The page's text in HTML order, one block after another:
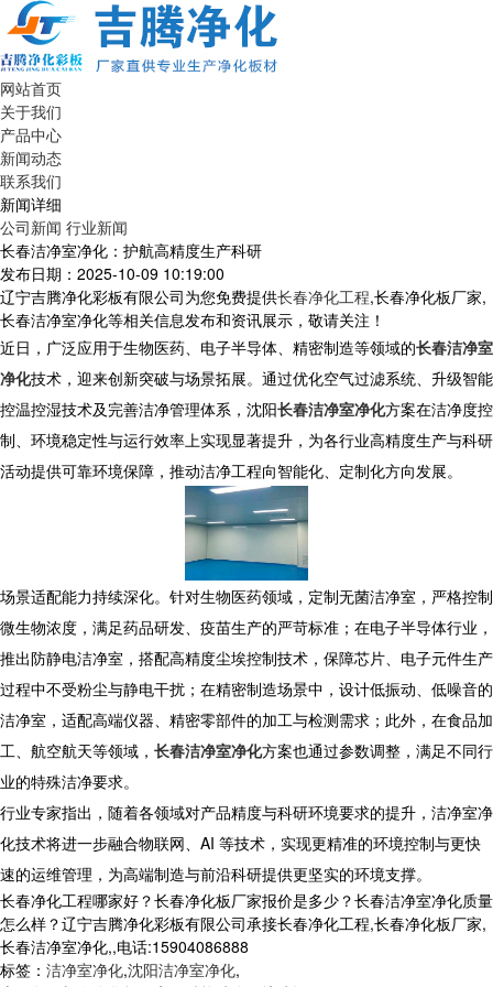
网站首页
关于我们
产品中心
新闻动态
联系我们
新闻详细
公司新闻 行业新闻
长春洁净室净化：护航高精度生产科研
发布日期：2025-10-09 10:19:00
辽宁吉腾净化彩板有限公司为您免费提供长春净化工程,长春净化板厂家,
长春洁净室净化等相关信息发布和资讯展示，敬请关注！
近日，广泛应用于生物医药、电子半导体、精密制造等领域的长春洁净室
净化技术，迎来创新突破与场景拓展。通过优化空气过滤系统、升级智能
控温控湿技术及完善洁净管理体系，沈阳长春洁净室净化方案在洁净度控
制、环境稳定性与运行效率上实现显著提升，为各行业高精度生产与科研
活动提供可靠环境保障，推动洁净工程向智能化、定制化方向发展。
​ 场景适配能力持续深化。针对生物医药领域，定制无菌洁净室，严格控制
微生物浓度，满足药品研发、疫苗生产的严苛标准；在电子半导体行业，
推出防静电洁净室，搭配高精度尘埃控制技术，保障芯片、电子元件生产
过程中不受粉尘与静电干扰；在精密制造场景中，设计低振动、低噪音的
洁净室，适配高端仪器、精密零部件的加工与检测需求；此外，在食品加
工、航空航天等领域， 长春洁净室净化方案也通过参数调整，满足不同行
业的特殊洁净要求。
​ 行业专家指出，随着各领域对产品精度与科研环境要求的提升，洁净室净
化技术将进一步融合物联网、AI 等技术，实现更精准的环境控制与更快
速的运维管理，为高端制造与前沿科研提供更坚实的环境支撑。
长春净化工程哪家好？长春净化板厂家报价是多少？长春洁净室净化质量
怎么样？辽宁吉腾净化彩板有限公司承接长春净化工程,长春净化板厂家,
长春洁净室净化,,电话:15904086888
标签： 洁净室净化,沈阳洁净室净化,